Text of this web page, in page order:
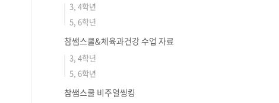
3, 4학년
5, 6학년
참쌤스쿨&체육과건강 수업 자료
3, 4학년
5, 6학년
참쌤스쿨 비주얼씽킹